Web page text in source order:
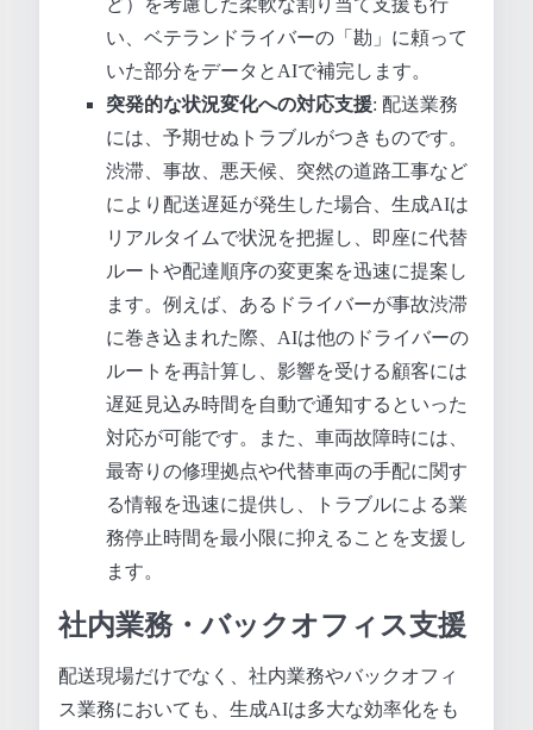
い、ベテランドライバーの「勘」に頼って
いた部分をデータとAIで補完します。
突発的な状況変化への対応支援: 配送業務
には、予期せぬトラブルがつきものです。
渋滞、事故、悪天候、突然の道路工事など
により配送遅延が発生した場合、生成AIは
リアルタイムで状況を把握し、即座に代替
ルートや配達順序の変更案を迅速に提案し
ます。例えば、あるドライバーが事故渋滞
に巻き込まれた際、AIは他のドライバーの
ルートを再計算し、影響を受ける顧客には
遅延見込み時間を自動で通知するといった
対応が可能です。また、車両故障時には、
最寄りの修理拠点や代替車両の手配に関す
る情報を迅速に提供し、トラブルによる業
務停止時間を最小限に抑えることを支援し
ます。
社内業務・バックオフィス支援
配送現場だけでなく、社内業務やバックオフィ
ス業務においても、生成AIは多大な効率化をも